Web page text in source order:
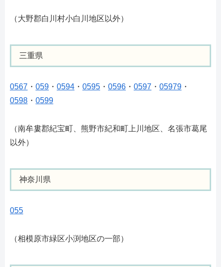
（大野郡白川村小白川地区以外）
三重県
0567 ・ 059 ・ 0594 ・ 0595 ・ 0596 ・ 0597 ・ 05979 ・
0598 ・ 0599
（南牟婁郡紀宝町、熊野市紀和町上川地区、名張市葛尾
以外）
神奈川県
055
（相模原市緑区小渕地区の一部）